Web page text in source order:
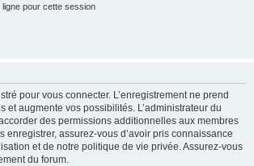
pour cette session
pour vous connecter. L’enregistrement ne prend
et augmente vos possibilités. L’administrateur du
des permissions additionnelles aux membres
enregistrer, assurez-vous d’avoir pris connaissance
et de notre politique de vie privée. Assurez-vous
du forum.